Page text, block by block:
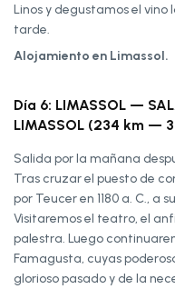
Linos y degustamos el vino
tarde.
Alojamiento en Limassol.
Día 6: LIMASSOL —
LIMASSOL (234 km —
Salida por la mañana
Tras cruzar el puesto de
por Teucer en 1180 a. C., a
Visitaremos el teatro, el
palestra. Luego
Famagusta, cuyas
glorioso pasado y de la